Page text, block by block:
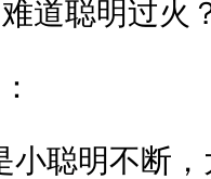
道聪明过火
聪明不断